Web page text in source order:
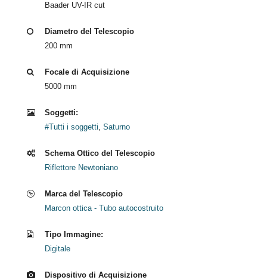
Baader UV-IR cut
Diametro del Telescopio
200 mm
Focale di Acquisizione
5000 mm
Soggetti:
#Tutti i soggetti, Saturno
Schema Ottico del Telescopio
Riflettore Newtoniano
Marca del Telescopio
Marcon ottica - Tubo autocostruito
Tipo Immagine:
Digitale
Dispositivo di Acquisizione